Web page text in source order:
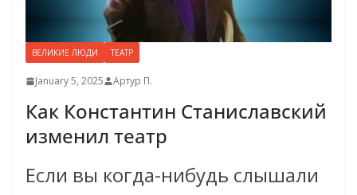
ВЕЛИКИЕ ЛЮДИ ТЕАТР
January 5, 2025 Артур П.
Как Константин Станиславский
изменил театр
Если вы когда-нибудь слышали